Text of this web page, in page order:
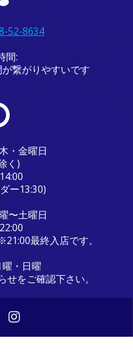
52-8634
間:
繋がりやすいです
・金曜日
く)
ー13:30)
〜土曜日
最終入店です。
・日曜
をご確認下さい。